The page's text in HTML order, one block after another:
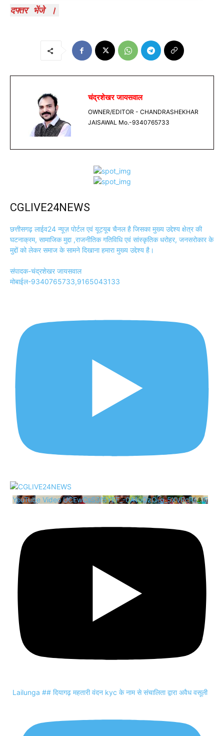
दफ्तर भेंजे ।
चंद्रशेखर जायसवाल
OWNER/EDITOR - CHANDRASHEKHAR
JAISAWAL Mo.-9340765733
CGLIVE24NEWS
छत्तीसगढ़ लाईव24 न्यूज़ पोर्टल एवं यूट्यूब चैनल है जिसका मुख्य उद्देश्य क्षेत्र की
घटनाक्रम, सामाजिक मुद्दा ,राजनीतिक गतिविधि एवं सांस्कृतिक धरोहर, जनसरोकार के
मुद्दों को लेकर समाज के सामने दिखाना हमारा मुख्य उद्देश्य है।
संपादक-चंद्रशेखर जायसवाल
मोबाईल-9340765733,9165043133
YouTube Video UCEwCsS3f5YEF_-0A1uOzO-g_5XVRcRii_JE
Lailunga ## दियागढ़ महतारी वंदन kyc के नाम से संचालिता द्वारा अवैध वसूली